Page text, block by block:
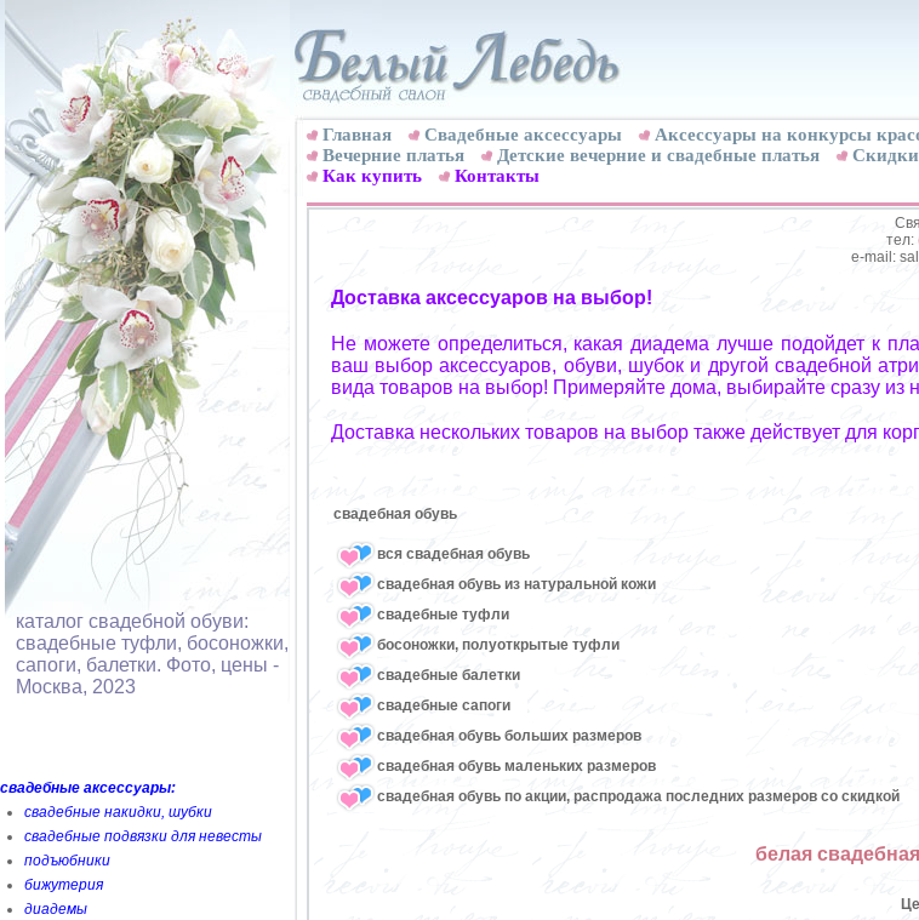
каталог свадебной обуви:
свадебные туфли, босоножки,
сапоги, балетки. Фото, цены -
Москва, 2023
свадебные аксессуары:
свадебные накидки, шубки
свадебные подвязки для невесты
подъюбники
бижутерия
диадемы
Главная Свадебные аксессуары Аксессуары на конкурсы
Вечерние платья
Детские вечерние и свадебные платья Скидки
Как купить
Контакты
тел:
e-mail:
Доставка аксессуаров на выбор!
Не можете определиться, какая диадема лучше подойдет к
ваш выбор аксессуаров, обуви, шубок и другой свадебной
вида товаров на выбор! Примеряйте дома, выбирайте сразу из
Доставка нескольких товаров на выбор также действует для
свадебная обувь
вся свадебная обувь
cвадебная обувь из натуральной кожи
cвадебные туфли
босоножки, полуоткрытые туфли
cвадебные балетки
cвадебные сапоги
cвадебная обувь больших размеров
свадебная обувь маленьких размеров
свадебная обувь по акции, распродажа последних размеров со скидкой
белая